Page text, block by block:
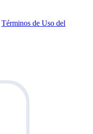
Términos de Uso del